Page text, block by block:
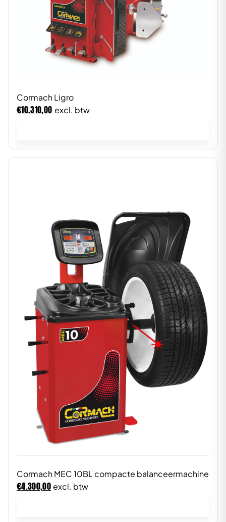
Cormach Ligro
€10.310,00 excl. btw
Cormach MEC 10BL compacte balanceermachine
€4.300,00 excl. btw